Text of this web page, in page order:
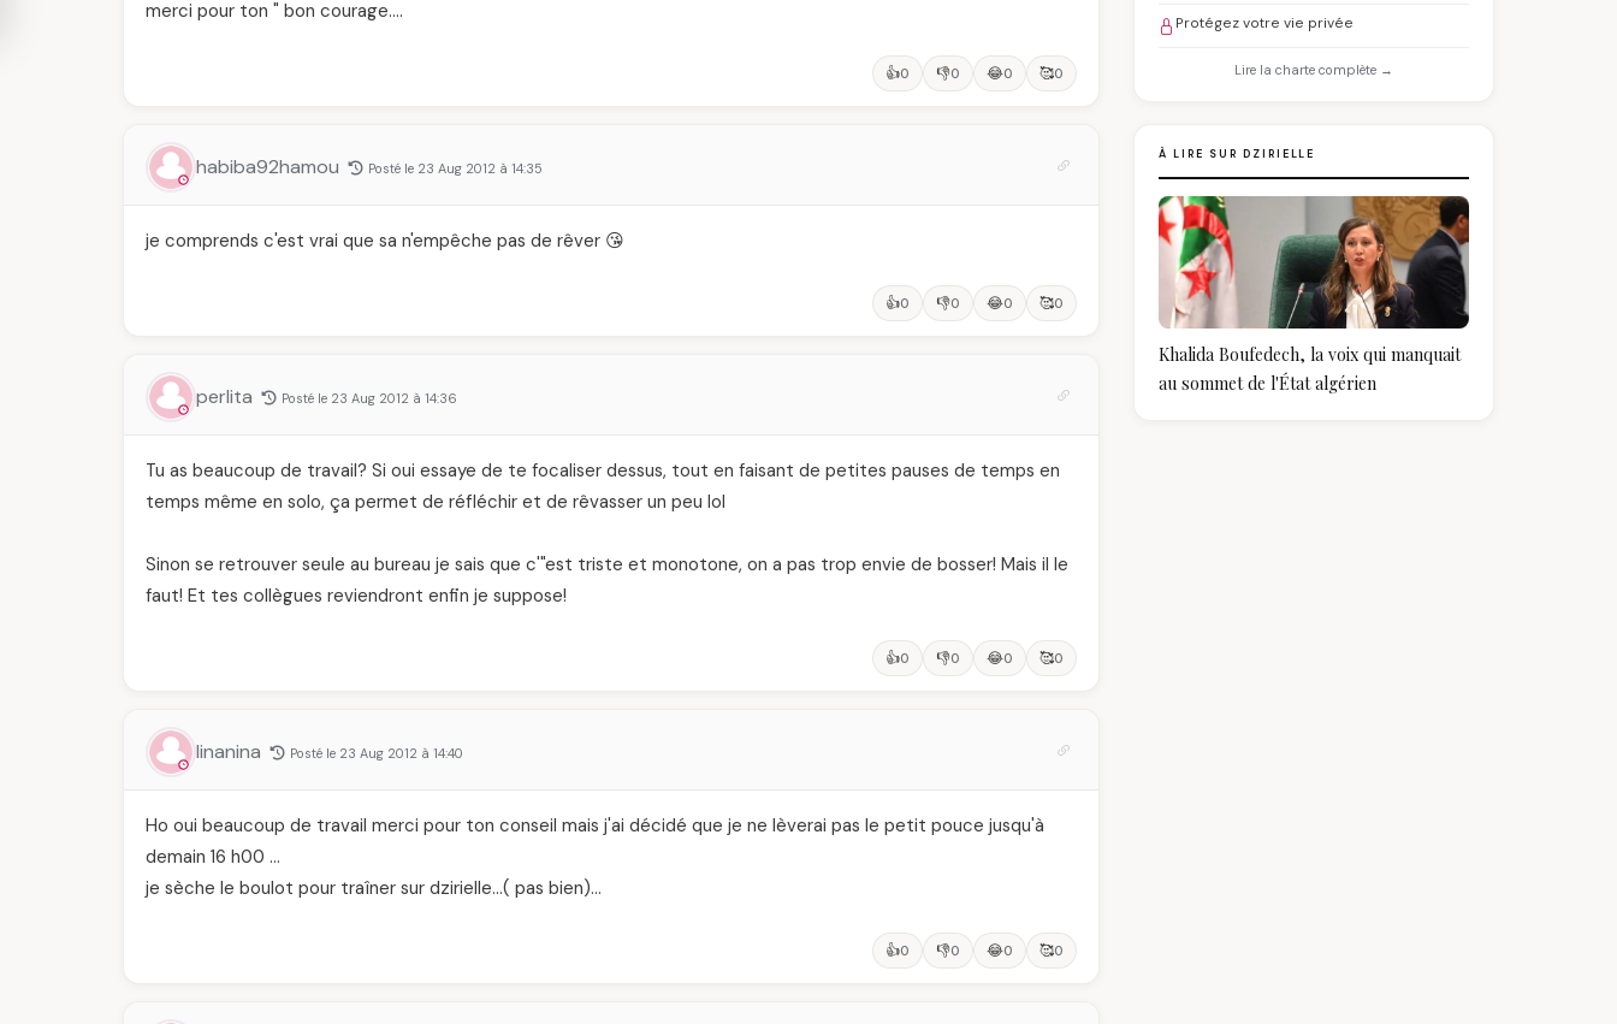
merci pour ton " bon courage….
👍0 👎0 😂0 🥰0
habiba92hamou Posté le 23 Aug 2012 à 14:35
je comprends c'est vrai que sa n'empêche pas de rêver 😘
👍0 👎0 😂0 🥰0
perlita Posté le 23 Aug 2012 à 14:36
Tu as beaucoup de travail? Si oui essaye de te focaliser dessus, tout en faisant de petites pauses de temps en
temps même en solo, ça permet de réfléchir et de rêvasser un peu lol
Sinon se retrouver seule au bureau je sais que c'"est triste et monotone, on a pas trop envie de bosser! Mais il le
faut! Et tes collègues reviendront enfin je suppose!
👍0 👎0 😂0 🥰0
linanina Posté le 23 Aug 2012 à 14:40
Ho oui beaucoup de travail merci pour ton conseil mais j'ai décidé que je ne lèverai pas le petit pouce jusqu'à
demain 16 h00 …
je sèche le boulot pour traîner sur dzirielle…( pas bien)…
👍0 👎0 😂0 🥰0
Protégez votre vie privée
Lire la charte complète →
À LIRE SUR DZIRIELLE
Khalida Boufedech, la voix qui manquait
au sommet de l'État algérien